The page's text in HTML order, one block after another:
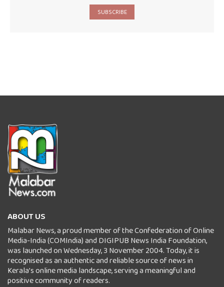
SUBSCRIBE
ABOUT US
Malabar News, a proud member of the Confederation of Online
Media-India (COMIndia) and DIGIPUB News India Foundation,
was launched on Wednesday, 3 November 2004. Today, it is
recognised as an authentic and reliable source of news in
Kerala’s online media landscape, serving a meaningful and
positive community of readers.